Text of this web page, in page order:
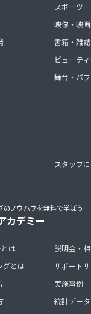
スポーツ
映像・映画
書籍・雑
ビューテ
舞台・パ
スタッフ
のノウハウを無料で学ぼう
カデミー
は
グとは
説明会・
サポート
実施事例
統計データ